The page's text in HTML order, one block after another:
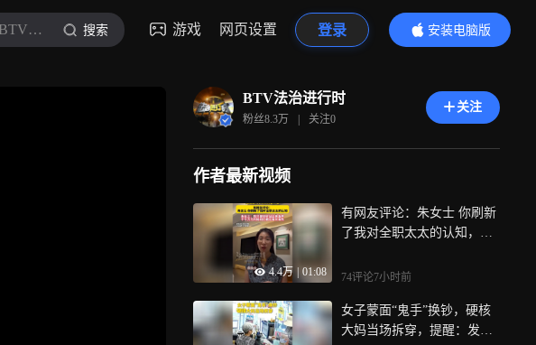
BTV法治进行时 搜索 游戏 网页设置 登录
安装电脑版
内容更精彩
BTV法治进行时
粉丝8.3万 | 关注0
关注
作者最新视频
4.4万 01:08
有网友评论：朱女士 你刷新
了我对全职太太的认知，朱
声，千千万万的妈妈们都在
74评论7小时前
女子蒙面“鬼手”换钞，硬核
大妈当场拆穿，提醒：发现